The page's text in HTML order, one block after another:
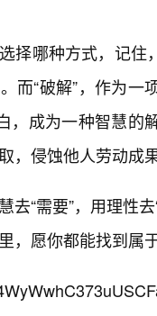
择哪种方式，记住
而“破解”，作为
，成为一种智慧
，侵蚀他人劳动成
去“需要”，用理性
，愿你都能找到属